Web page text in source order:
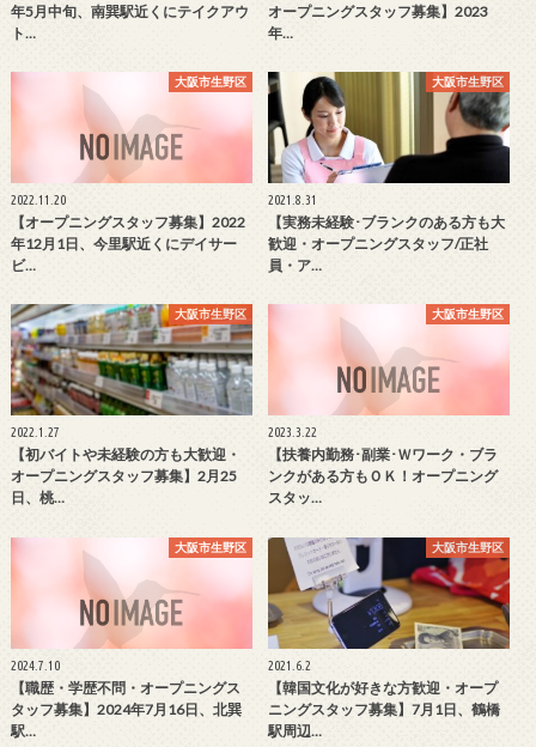
年5月中旬、南巽駅近くにテイクアウ
ト…
オープニングスタッフ募集】2023
年…
大阪市生野区
2022.11.20
【オープニングスタッフ募集】2022
年12月1日、今里駅近くにデイサー
ビ…
大阪市生野区
2021.8.31
【実務未経験･ブランクのある方も大
歓迎・オープニングスタッフ/正社
員・ア…
大阪市生野区
2022.1.27
【初バイトや未経験の方も大歓迎・
オープニングスタッフ募集】2月25
日、桃…
大阪市生野区
2023.3.22
【扶養内勤務･副業･Ｗワーク・ブラ
ンクがある方もＯＫ！オープニング
スタッ…
大阪市生野区
2024.7.10
【職歴・学歴不問・オープニングス
タッフ募集】2024年7月16日、北巽
駅…
大阪市生野区
2021.6.2
【韓国文化が好きな方歓迎・オープ
ニングスタッフ募集】7月1日、鶴橋
駅周辺…